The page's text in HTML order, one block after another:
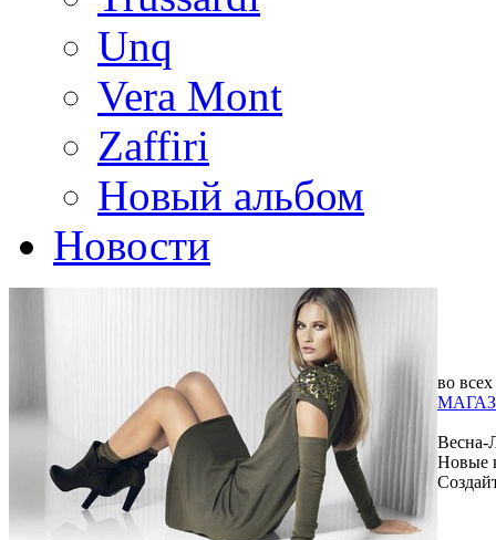
Unq
Vera Mont
Zaffiri
Новый альбом
Новости
во всех
Весна-
Новые